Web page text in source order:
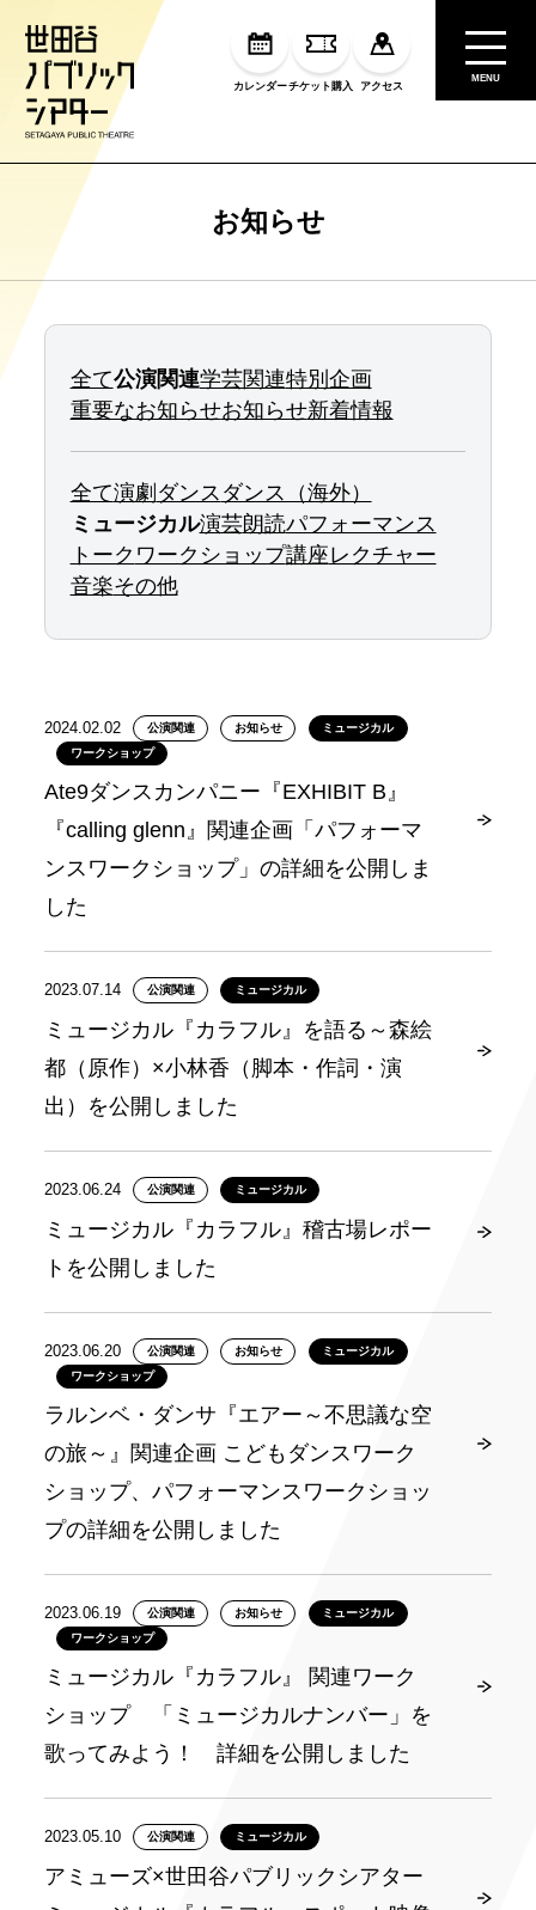
カレンダーチケット購入 アクセス
MENU
お知らせ
全て公演関連学芸関連特別企画
重要なお知らせお知らせ新着情報
全て演劇 ダンス ダンス（海外）
ミュージカル演芸朗読パフォーマンス
トーク ワークショップ講座レクチャー
音楽その他
2024.02.02 公演関連 お知らせ
ミュージカル
ワークショップ
Ate9ダンスカンパニー『EXHIBIT B』
『calling glenn』関連企画「パフォーマ
ンスワークショップ」の詳細を公開しま
した
2023.07.14 公演関連 ミュージカル
ミュージカル『カラフル』を語る～森絵
都（原作）×小林香（脚本・作詞・演
出）を公開しました
2023.06.24 公演関連 ミュージカル
ミュージカル『カラフル』稽古場レポー
トを公開しました
2023.06.20 公演関連 お知らせ
ミュージカル
ワークショップ
ラルンベ・ダンサ『エアー～不思議な空
の旅～』関連企画 こどもダンスワーク
ショップ、パフォーマンスワークショッ
プの詳細を公開しました
2023.06.19 公演関連 お知らせ
ミュージカル
ワークショップ
ミュージカル『カラフル』 関連ワーク
ショップ 「ミュージカルナンバー」を
歌ってみよう！ 詳細を公開しました
2023.05.10 公演関連 ミュージカル
アミューズ×世田谷パブリックシアター